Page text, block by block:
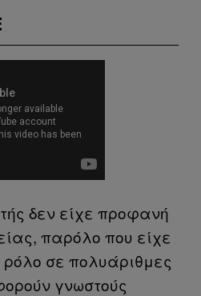
δεν είχε προφανή
παρόλο που είχε
ρόλο σε πολυάριθμες
γνωστούς